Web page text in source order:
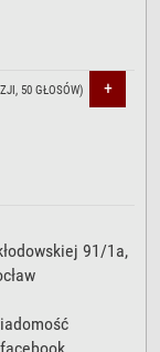
50 GŁOSÓW) +
91/1a,